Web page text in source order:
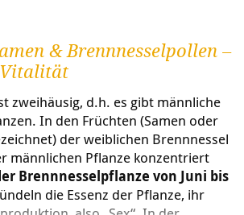
/ PMS (Brennnesseltee)
(Brennnesseltee,
& Brennnesselpollen –
zweihäusig, d.h. es gibt männliche
In den Früchten (Samen oder
der weiblichen Brennnessel
männlichen Pflanze konzentriert
Brennnesselpflanze von Juni bis
die Essenz der Pflanze, ihr